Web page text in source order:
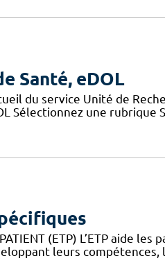
Santé, eDOL
du service Unité de
Sélectionnez une rubrique
PATIENT (ETP) L’ETP aide
leurs